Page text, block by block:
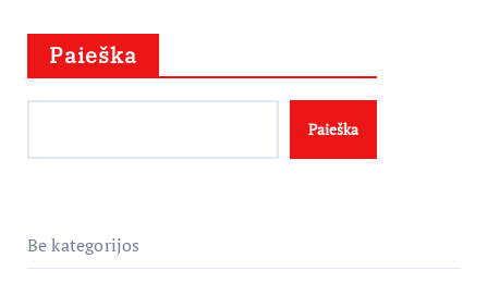
Paieška
Paieška
Be kategorijos